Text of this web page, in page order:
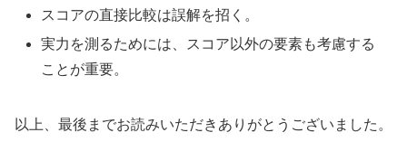
スコアの直接比較は誤解を招く。
実力を測るためには、スコア以外の要素も考慮する
ことが重要。
以上、最後までお読みいただきありがとうございました。